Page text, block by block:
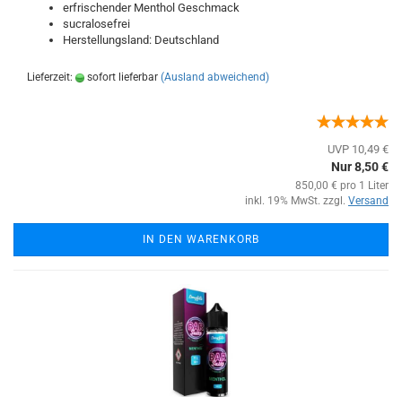
erfrischender Menthol Geschmack
sucralosefrei
Herstellungsland: Deutschland
Lieferzeit: sofort lieferbar (Ausland abweichend)
UVP 10,49 €
Nur 8,50 €
850,00 € pro 1 Liter
inkl. 19% MwSt. zzgl. Versand
IN DEN WARENKORB